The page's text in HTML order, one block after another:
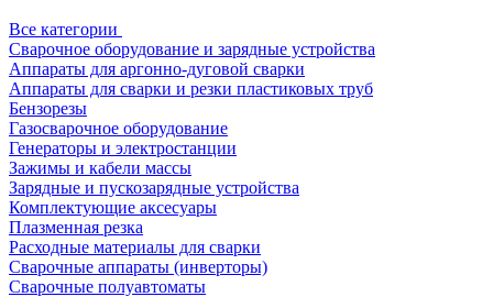
Все категории
Сварочное оборудование и зарядные устройства
Аппараты для аргонно-дуговой сварки
Аппараты для сварки и резки пластиковых труб
Бензорезы
Газосварочное оборудование
Генераторы и электростанции
Зажимы и кабели массы
Зарядные и пускозарядные устройства
Комплектующие аксесуары
Плазменная резка
Расходные материалы для сварки
Сварочные аппараты (инверторы)
Сварочные полуавтоматы